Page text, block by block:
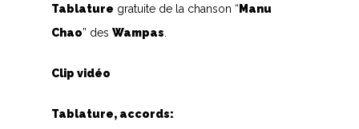
Tablature gratuite de la chanson “ Manu
Chao” des Wampas
Clip vidéo
Tablature, accords: